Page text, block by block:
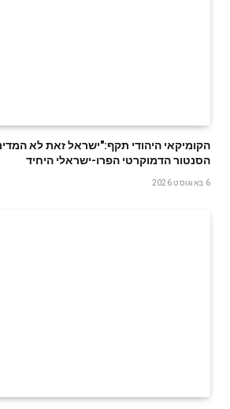
הקומיקאי היהודי תקף:"ישראל זאת לא
הסנטור הדמוקרטי הפרו-ישראלי היחיד
6 באוגוסט 2026